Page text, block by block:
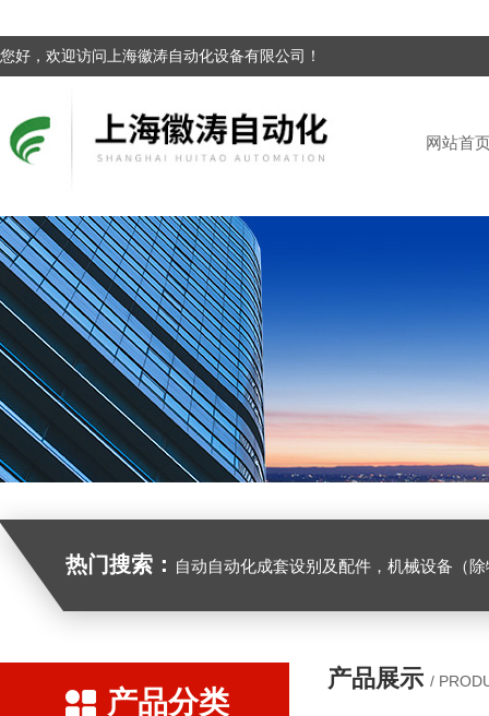
您好，欢迎访问上海徽涛自动化设备有限公司！
网站首
热门搜索： 自动自动化成套设别及配件，机械设备（除特种设备）及配件制造，加工（以上限分支机构经营），设计，批发，零售，模具，五金制品，工具加工（限分支机构经营），设计，批发，零售。五金交电，金属材料，金属制品，不锈钢制品，建筑材料，钢材，橡塑制品，环保设备，润滑剂，汽车配件，摩托车配件的批发，零售。（企业经营涉及行政许可的，凭许可证件经营）化成套设别及配件，机械设备（除特种设
产品分类
产品展示 /